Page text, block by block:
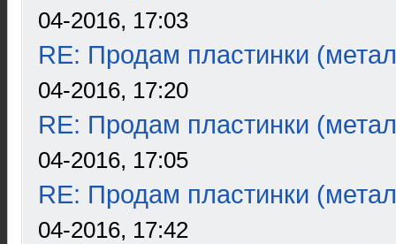
04-2016, 17:03
RE: Продам пластинки
04-2016, 17:20
RE: Продам пластинки
04-2016, 17:05
RE: Продам пластинки
04-2016, 17:42